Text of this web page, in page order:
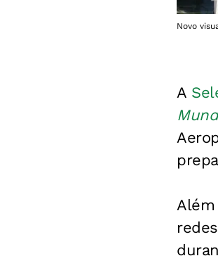
Novo
A
Além